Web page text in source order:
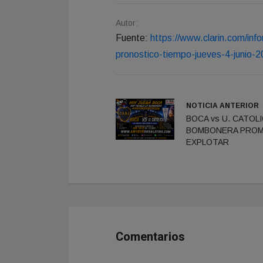
Autor:
Fuente: https://www.clarin.com/
pronostico-tiempo-jueves-4-junio-
NOTICIA ANTERIOR
BOCA vs U.
BOMBONERA
EXPLOTAR
Comentarios